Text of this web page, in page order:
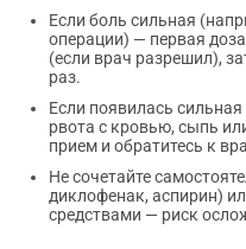
Если боль сильная
операции) — первая
(если врач разрешил),
раз.
Если появилась
рвота с кровью, сыпь
прием и обратитесь к
Не сочетайте
диклофенак, аспирин)
средствами — риск